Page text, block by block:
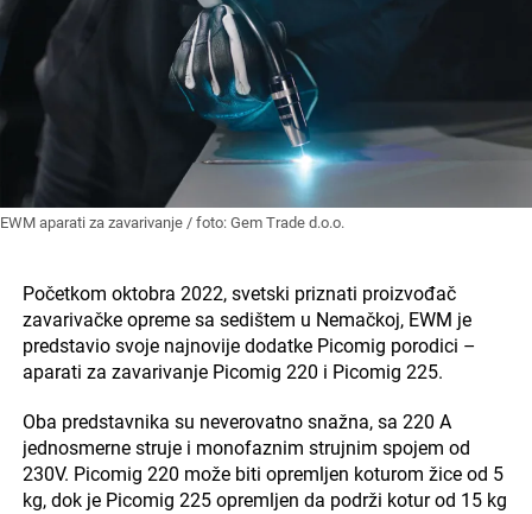
EWM aparati za zavarivanje / foto: Gem Trade d.o.o.
Početkom oktobra 2022, svetski priznati proizvođač
zavarivačke opreme sa sedištem u Nemačkoj, EWM je
predstavio svoje najnovije dodatke Picomig porodici –
aparati za zavarivanje Picomig 220 i Picomig 225.
Oba predstavnika su neverovatno snažna, sa 220 A
jednosmerne struje i monofaznim strujnim spojem od
230V. Picomig 220 može biti opremljen koturom žice od 5
kg, dok je Picomig 225 opremljen da podrži kotur od 15 kg